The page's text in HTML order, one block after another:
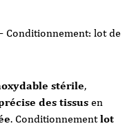
Conditionnement: lot de
stérile,
des tissus en
. Conditionnementlot